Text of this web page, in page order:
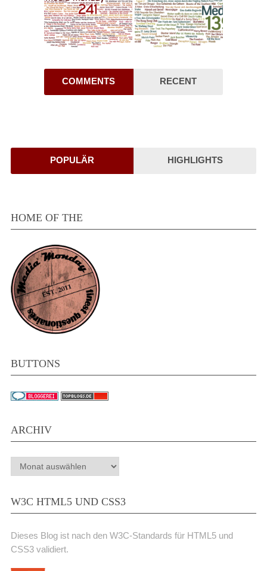
COMMENTS RECENT
POPULÄR HIGHLIGHTS
HOME OF THE
BUTTONS
ARCHIV
Archiv
W3C HTML5 UND CSS3
Dieses Blog ist nach den W3C-Standards für HTML5 und
CSS3 validiert.